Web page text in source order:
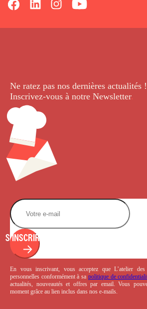
Ne ratez pas nos dernières actualités !
Inscrivez-vous à notre Newsletter.
S'INSCRIRE
En vous inscrivant, vous acceptez que L’atelier
personnelles conformément à sa politique de
actualités, nouveautés et offres par email. Vous
moment grâce au lien inclus dans nos e-mails.